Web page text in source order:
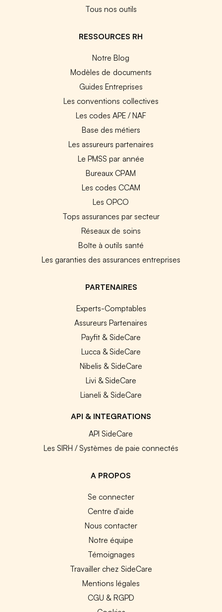
Tous nos outils
RESSOURCES RH
Notre Blog
Modèles de documents
Guides Entreprises
Les conventions collectives
Les codes APE / NAF
Base des métiers
Les assureurs partenaires
Le PMSS par année
Bureaux CPAM
Les codes CCAM
Les OPCO
Tops assurances par secteur
Réseaux de soins
Boîte à outils santé
Les garanties des assurances entreprises
PARTENAIRES
Experts-Comptables
Assureurs Partenaires
Payfit & SideCare
Lucca & SideCare
Nibelis & SideCare
Livi & SideCare
Lianeli & SideCare
API & INTEGRATIONS
API SideCare
Les SIRH / Systèmes de paie connectés
A PROPOS
Se connecter
Centre d'aide
Nous contacter
Notre équipe
Témoignages
Travailler chez SideCare
Mentions légales
CGU & RGPD